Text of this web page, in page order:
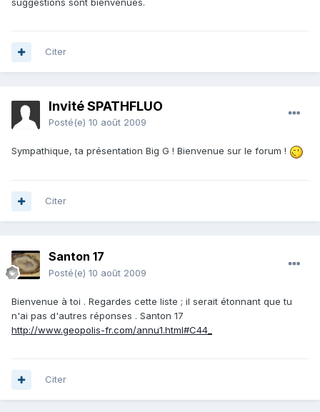
suggestions sont bienvenues.
Citer
Invité SPATHFLUO
Posté(e) 10 août 2009
Sympathique, ta présentation Big G ! Bienvenue sur le forum !
Citer
Santon 17
Posté(e) 10 août 2009
Bienvenue à toi . Regardes cette liste ; il serait étonnant que tu
n'ai pas d'autres réponses . Santon 17
http://www.geopolis-fr.com/annu1.html#C44_
Citer